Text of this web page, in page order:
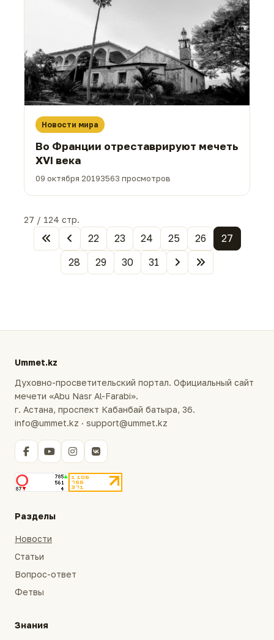
Новости мира
Во Франции отреставрируют мечеть
XVI века
09 октября 20193563 просмотров
27 / 124 стр.
22 23 24 25 26
27
28
29 30 31
Ummet.kz
Духовно-просветительский портал. Официальный сайт
мечети «Abu Nasr Al-Farabi».
г. Астана, проспект Кабанбай батыра, 36.
info@ummet.kz · support@ummet.kz
Разделы
Новости
Статьи
Вопрос-ответ
Фетвы
Знания